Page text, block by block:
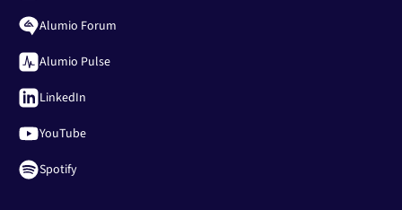
Alumio Forum
Alumio Pulse
LinkedIn
YouTube
Spotify